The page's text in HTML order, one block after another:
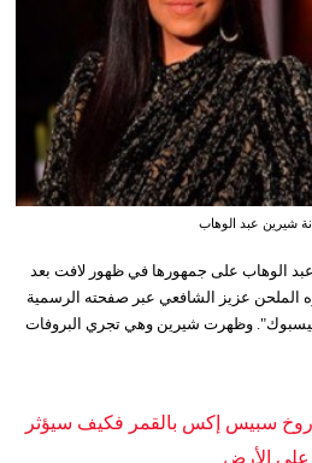
شيرين عبد الوهاب
الوهاب على جمهورها في ظهور لافت بعد
الملحن عزيز الشافعي عبر صفحته الرسمية
وظهرت شيرين وهي تجري البروفات
سبيس إكس بالقمر فكيف سيؤثر
على الأرض